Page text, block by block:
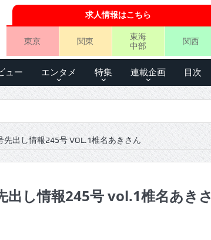
求人情報はこちら
東京 関東
東海
中部
関西
ュー エンタメ 特集 連載企画 目次
先出し情報245号 VOL.1椎名あきさん
出し情報245号 vol.1椎名あきさ